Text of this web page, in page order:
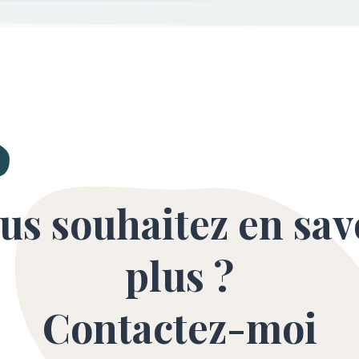
souhaitez en
plus ?
Contactez-moi